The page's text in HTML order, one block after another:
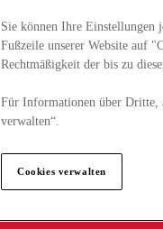
Sie können Ihre
Fußzeile unserer Website auf
Rechtmäßigkeit der bis zu
Für Informationen über Dritte,
verwalten“.
Cookies verwalten